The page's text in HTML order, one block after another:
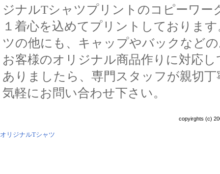
ジナルTシャツプリントのコピーワー
１着心を込めてプリントしておりま
ツの他にも、キャップやバックなど
お客様のオリジナル商品作りに対応
ありましたら、専門スタッフが親切
気軽にお問い合わせ下さい。
copyirghts (c)
オリジナルTシャツ